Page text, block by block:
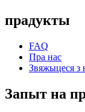
прадукты
FAQ
Пра нас
Звяжыцеся з
Запыт на